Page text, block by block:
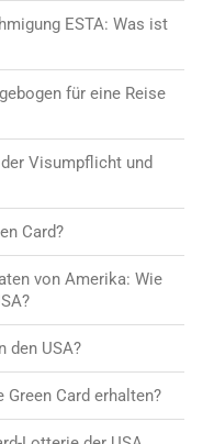
ESTA: Was ist
für eine Reise
Visumpflicht und
Card?
von Amerika: Wie
den USA?
Card erhalten?